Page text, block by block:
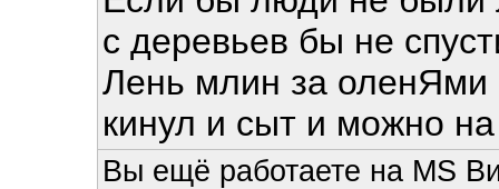
с деревьев бы не
Лень млин за оленЯми
кинул и сыт и можно
Вы ещё работаете на MS